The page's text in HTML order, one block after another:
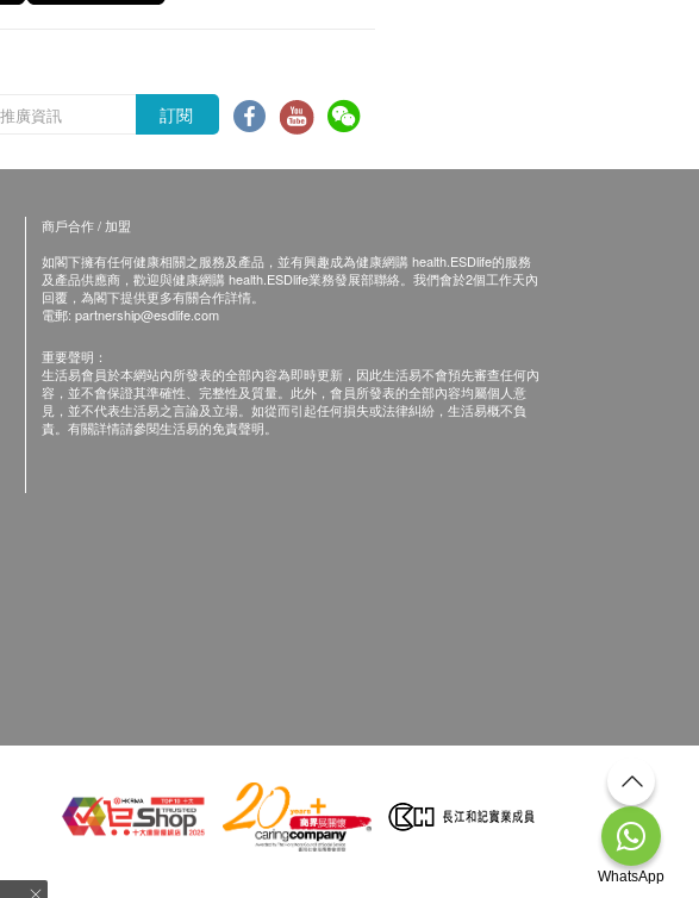
訂閱
商戶合作 / 加盟
如閣下擁有任何健康相關之服務及產品，並有興趣成為健康網購 health.ESDlife的服務
及產品供應商，歡迎與健康網購 health.ESDlife業務發展部聯絡。我們會於2個工作天內
回覆，為閣下提供更多有關合作詳情。
電郵: partnership@esdlife.com
重要聲明：
生活易會員於本網站內所發表的全部內容為即時更新，因此生活易不會預先審查任何內
容，並不會保證其準確性、完整性及質量。此外，會員所發表的全部內容均屬個人意
見，並不代表生活易之言論及立場。如從而引起任何損失或法律糾紛，生活易概不負
責。有關詳情請參閱生活易的免責聲明。
WhatsApp